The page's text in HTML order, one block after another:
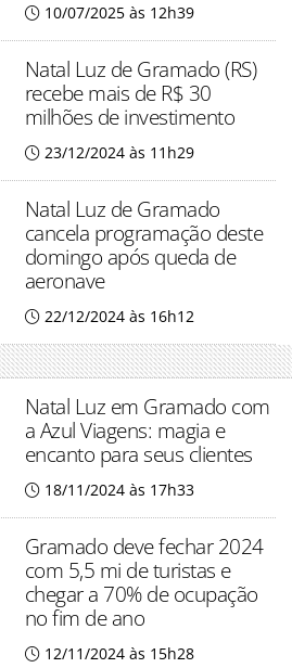
10/07/2025 às 12h39
Natal Luz de Gramado (RS)
recebe mais de R$ 30
milhões de investimento
23/12/2024 às 11h29
Natal Luz de Gramado
cancela programação deste
domingo após queda de
aeronave
22/12/2024 às 16h12
Natal Luz em Gramado com
a Azul Viagens: magia e
encanto para seus clientes
18/11/2024 às 17h33
Gramado deve fechar 2024
com 5,5 mi de turistas e
chegar a 70% de ocupação
no fim de ano
12/11/2024 às 15h28